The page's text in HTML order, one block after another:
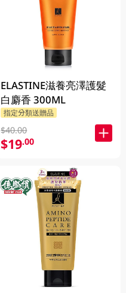
ELASTINE滋養亮澤護髮
白麝香 300ML
指定分類送贈品
$40.00
$19.00